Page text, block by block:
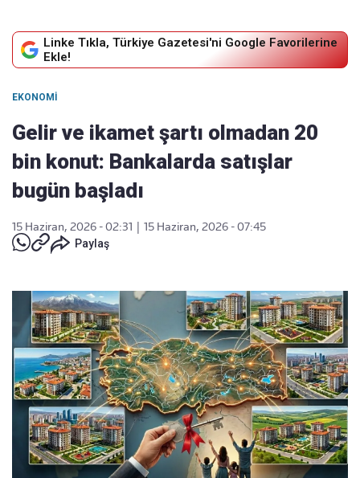
Linke Tıkla, Türkiye Gazetesi'ni Google Favorilerine
Ekle!
EKONOMI
Gelir ve ikamet şartı olmadan 20
bin konut: Bankalarda satışlar
bugün başladı
15 Haziran, 2026 - 02:31
15 Haziran, 2026 - 07:45
Paylaş